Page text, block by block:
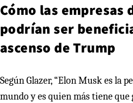
Cómo las empresas
podrían ser
ascenso de Trump
Según Glazer, “Elon Musk es la
mundo y es quien más tiene que